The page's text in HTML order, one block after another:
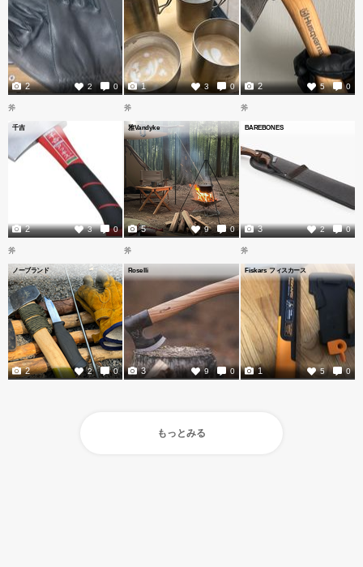
2 0
2 3 0
1 5 0
2
斧
千吉
3 0
2
斧
雅Vandyke
9 0
5
斧
BAREBONES
2 0
3
斧
ノーブランド
2 0
2
斧
Roselli
9 0
3
斧
Fiskars フィスカース
5 0
1
もっとみる